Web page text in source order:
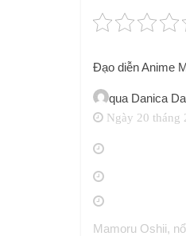
Đạo diễn Anime
qua Danica
Ngày 20 tháng
Mamoru Oshii,